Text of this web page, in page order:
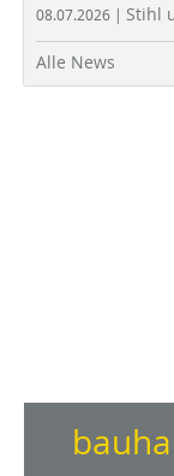
08.07.2026 | Stihl
Alle News